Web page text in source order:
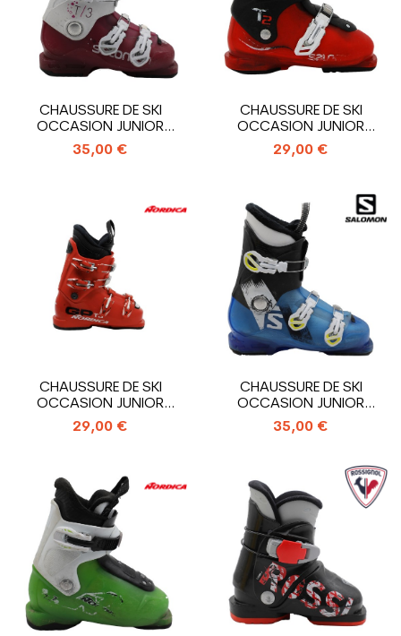
CHAUSSURE DE SKI
OCCASION JUNIOR
SALOMON T3_3
CROCHETS
35,00 €
CHAUSSURE DE SKI
OCCASION JUNIOR
SALOMON T2_2
CROCHETS
29,00 €
CHAUSSURE DE SKI
OCCASION JUNIOR
NORDICA GP TJ_4...
29,00 €
CHAUSSURE DE SKI
OCCASION JUNIOR
SALOMON T3_3
CROCHETS
35,00 €